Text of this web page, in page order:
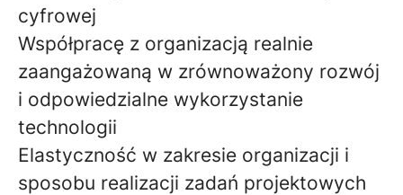
cyfrowej
Współpracę z organizacją realnie
zaangażowaną w zrównoważony rozwój
i odpowiedzialne wykorzystanie
technologii
Elastyczność w zakresie organizacji i
sposobu realizacji zadań projektowych